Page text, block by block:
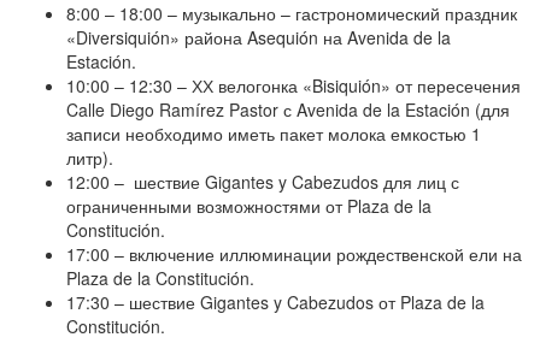
8:00 – 18:00 – музыкально – гастрономический праздник
«Diversiquión» района Asequión на Avenida de la
Estación.
10:00 – 12:30 – ХХ велогонка «Bisiquión» от пересечения
Calle Diego Ramírez Pastor с Avenida de la Estación (для
записи необходимо иметь пакет молока емкостью 1
литр).
12:00 – шествие Gigantes y Cabezudos для лиц с
ограниченными возможностями от Plaza de la
Constitución.
17:00 – включение иллюминации рождественской ели на
Plaza de la Constitución.
17:30 – шествие Gigantes y Cabezudos от Plaza de la
Constitución.